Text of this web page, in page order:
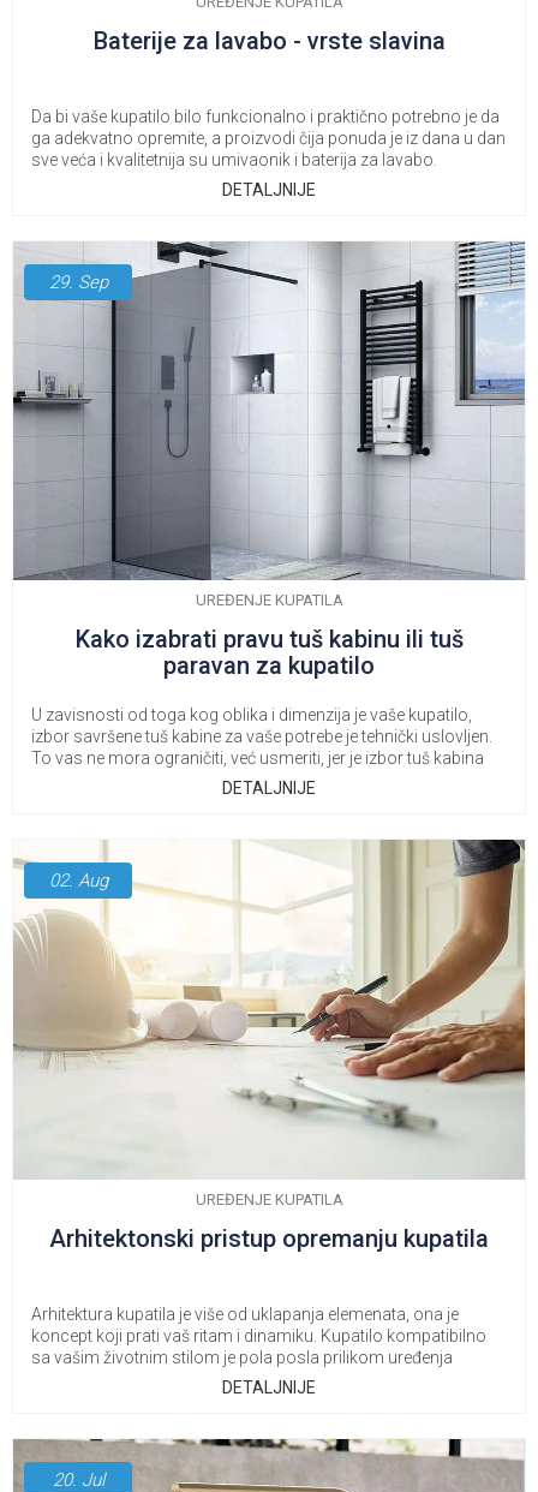
Baterije za lavabo - vrste slavina
Da bi vaše kupatilo bilo funkcionalno i praktično potrebno je da
ga adekvatno opremite, a proizvodi čija ponuda je iz dana u dan
sve veća i kvalitetnija su umivaonik i baterija za lavabo.
DETALJNIJE
29. Sep
UREĐENJE KUPATILA
Kako izabrati pravu tuš kabinu ili tuš
paravan za kupatilo
U zavisnosti od toga kog oblika i dimenzija je vaše kupatilo,
izbor savršene tuš kabine za vaše potrebe je tehnički uslovljen.
To vas ne mora ograničiti, već usmeriti, jer je izbor tuš kabina
DETALJNIJE
02. Aug
UREĐENJE KUPATILA
Arhitektonski pristup opremanju kupatila
Arhitektura kupatila je više od uklapanja elemenata, ona je
koncept koji prati vaš ritam i dinamiku. Kupatilo kompatibilno
sa vašim životnim stilom je pola posla prilikom uređenja
DETALJNIJE
20. Jul